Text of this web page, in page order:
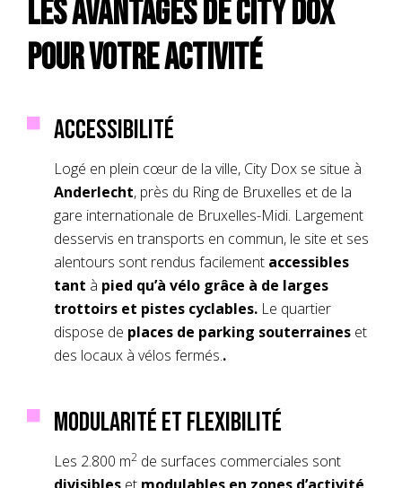
Les avantages de City Dox
pour votre activité
Accessibilité
Logé en plein cœur de la ville, City Dox se situe à
Anderlecht, près du Ring de Bruxelles et de la
gare internationale de Bruxelles-Midi. Largement
desservis en transports en commun, le site et ses
alentours sont rendus facilement accessibles
tant à pied qu’à vélo grâce à de larges
trottoirs et pistes cyclables. Le quartier
dispose de places de parking souterraines et
des locaux à vélos fermés..
Modularité et flexibilité
Les 2.800 m2 de surfaces commerciales sont